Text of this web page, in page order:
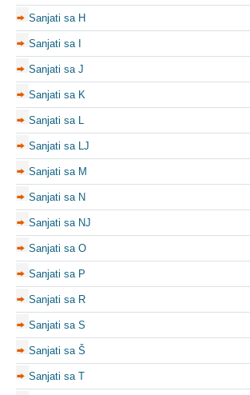
Sanjati sa H
Sanjati sa I
Sanjati sa J
Sanjati sa K
Sanjati sa L
Sanjati sa LJ
Sanjati sa M
Sanjati sa N
Sanjati sa NJ
Sanjati sa O
Sanjati sa P
Sanjati sa R
Sanjati sa S
Sanjati sa Š
Sanjati sa T